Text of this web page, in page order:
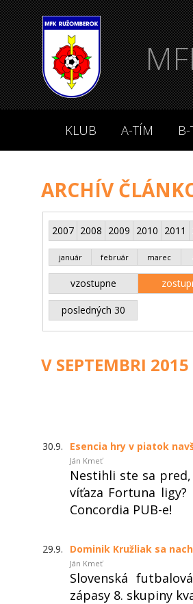
KLUB A-TÍM
ARCHÍV
2007 2008 2009 2010 2011
január február marec
vzostupne
posledných 30
V SEPTEMBRI
30.9. Esencia hry v piatok
Ján Kmeť
Nestihli ste sa
víťaza Fortuna
Concordia PUB-e!
29.9. Dominik Kružliak sa
Ján Kmeť
Slovenská
zápasy 8. skupiny